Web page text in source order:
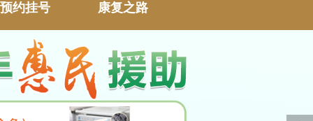
预约挂号 康复之路